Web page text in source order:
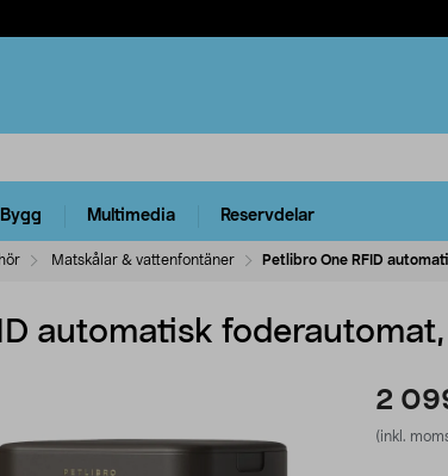
Bygg Multimedia Reservdelar
Matskålar & vattenfontäner Petlibro One RFID
automatisk
2
(inkl.